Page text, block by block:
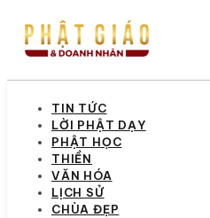
TIN TỨC
LỜI PHẬT DẠY
PHẬT HỌC
THIỀN
VĂN HÓA
LỊCH SỬ
CHÙA ĐẸP